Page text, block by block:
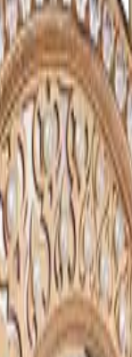
Métiers
9906
1003 SQRH2